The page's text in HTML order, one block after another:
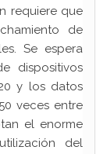
requiere que
de
Se espera
dispositivos
y los datos
veces entre
el enorme
del